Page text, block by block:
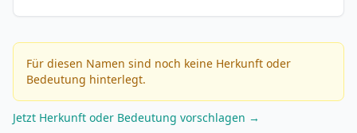
Für diesen Namen sind noch keine Herkunft oder
Bedeutung hinterlegt.
Jetzt Herkunft oder Bedeutung vorschlagen →